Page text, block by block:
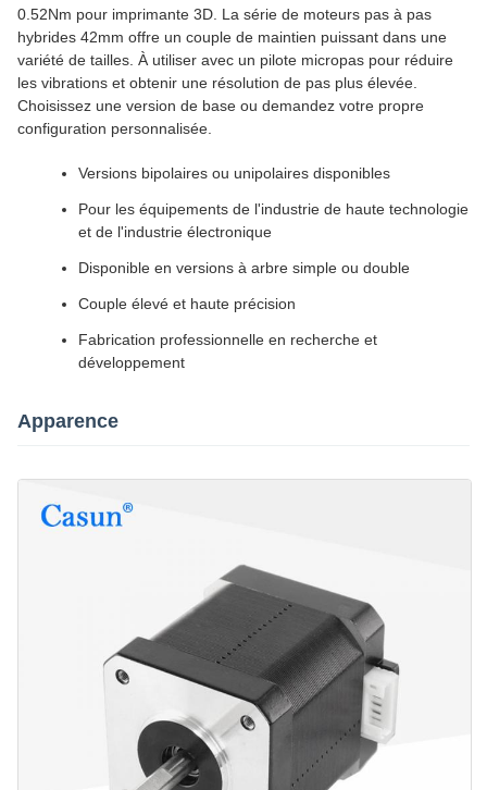
0.52Nm pour imprimante 3D. La série de moteurs pas à pas
hybrides 42mm offre un couple de maintien puissant dans une
variété de tailles. À utiliser avec un pilote micropas pour réduire
les vibrations et obtenir une résolution de pas plus élevée.
Choisissez une version de base ou demandez votre propre
configuration personnalisée.
Versions bipolaires ou unipolaires disponibles
Pour les équipements de l'industrie de haute technologie
et de l'industrie électronique
Disponible en versions à arbre simple ou double
Couple élevé et haute précision
Fabrication professionnelle en recherche et
développement
Apparence